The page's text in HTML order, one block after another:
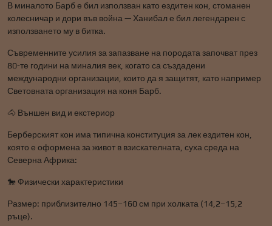
В миналото Барб е бил използван като ездитен кон, стоманен
колесничар и дори във война — Ханибал е бил легендарен с
използването му в битка.
Съвременните усилия за запазване на породата започват през
80-те години на миналия век, когато са създадени
международни организации, които да я защитят, като например
Световната организация на коня Барб.
🐴 Външен вид и екстериор
Берберският кон има типична конституция за лек ездитен кон,
която е оформена за живот в взискателната, суха среда на
Северна Африка:
🐎 Физически характеристики
Размер: приблизително 145–160 см при холката (14,2–15,2
ръце).